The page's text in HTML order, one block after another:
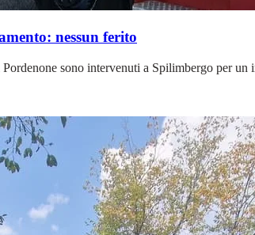
nessun ferito
sono intervenuti a Spilimbergo per un